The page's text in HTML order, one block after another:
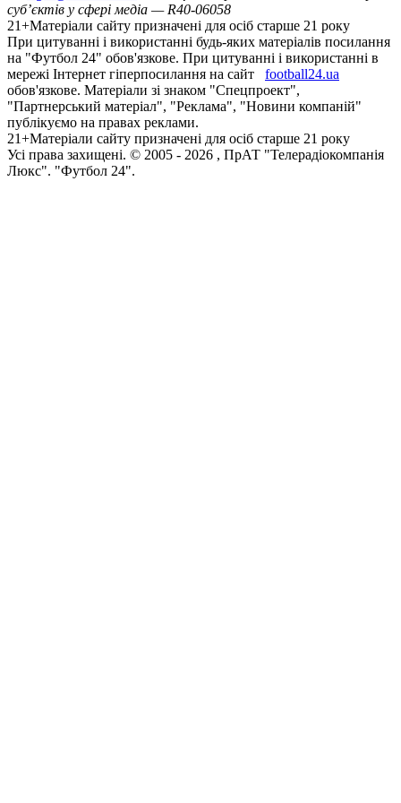
суб’єктів у сфері медіа — R40-06058
21+Матеріали сайту призначені для осіб старше 21 року
При цитуванні і використанні будь-яких матеріалів посилання
на "Футбол 24" обов'язкове. При цитуванні і використанні в
мережі Інтернет гіперпосилання на сайт
football24.ua
обов'язкове. Матеріали зі знаком "Спецпроект",
"Партнерський матеріал", "Реклама", "Новини компаній"
публікуємо на правах реклами.
21+Матеріали сайту призначені для осіб старше 21 року
Усi права захищенi. © 2005 - 2026 , ПрАТ "Телерадіокомпанія
Люкс". "Футбол 24".